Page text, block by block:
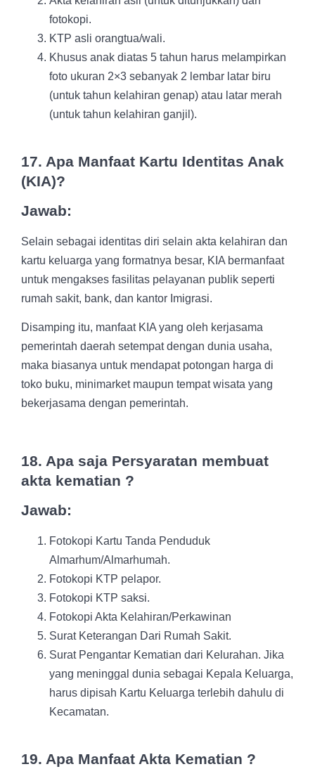
fotokopi.
KTP asli orangtua/wali.
Khusus anak diatas 5 tahun harus melampirkan
foto ukuran 2×3 sebanyak 2 lembar latar biru
(untuk tahun kelahiran genap) atau latar merah
(untuk tahun kelahiran ganjil).
17. Apa Manfaat Kartu Identitas Anak
(KIA)?
Jawab:
Selain sebagai identitas diri selain akta kelahiran dan
kartu keluarga yang formatnya besar, KIA bermanfaat
untuk mengakses fasilitas pelayanan publik seperti
rumah sakit, bank, dan kantor Imigrasi.
Disamping itu, manfaat KIA yang oleh kerjasama
pemerintah daerah setempat dengan dunia usaha,
maka biasanya untuk mendapat potongan harga di
toko buku, minimarket maupun tempat wisata yang
bekerjasama dengan pemerintah.
18. Apa saja Persyaratan membuat
akta kematian ?
Jawab:
Fotokopi Kartu Tanda Penduduk
Almarhum/Almarhumah.
Fotokopi KTP pelapor.
Fotokopi KTP saksi.
Fotokopi Akta Kelahiran/Perkawinan
Surat Keterangan Dari Rumah Sakit.
Surat Pengantar Kematian dari Kelurahan. Jika
yang meninggal dunia sebagai Kepala Keluarga,
harus dipisah Kartu Keluarga terlebih dahulu di
Kecamatan.
19. Apa Manfaat Akta Kematian ?